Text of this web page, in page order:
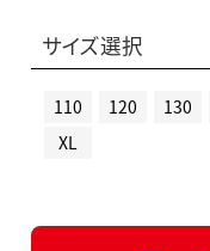
サイズ選択
110 120 130
XL